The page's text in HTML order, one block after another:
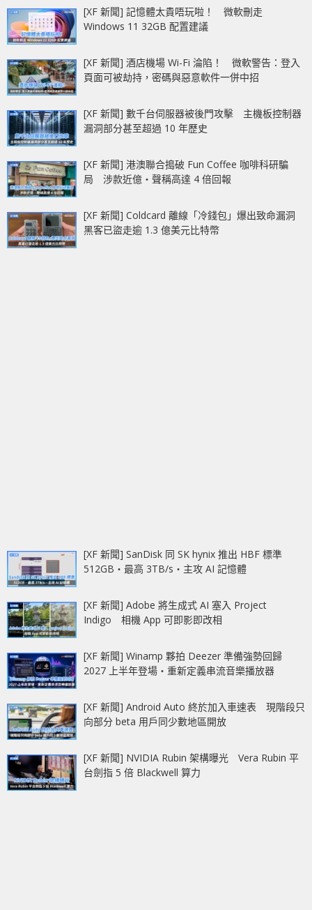
[XF 新聞] 記憶體太貴唔玩啦！ 微軟刪走
Windows 11 32GB 配置建議
[XF 新聞] 酒店機場 Wi-Fi 淪陷！ 微軟警告：登入
頁面可被劫持，密碼與惡意軟件一併中招
[XF 新聞] 數千台伺服器被後門攻擊 主機板控制器
漏洞部分甚至超過 10 年歷史
[XF 新聞] 港澳聯合搗破 Fun Coffee 咖啡科研騙
局 涉款近億‧聲稱高達 4 倍回報
[XF 新聞] Coldcard 離線「冷錢包」爆出致命漏洞
黑客已盜走逾 1.3 億美元比特幣
[XF 新聞] SanDisk 同 SK hynix 推出 HBF 標準
512GB‧最高 3TB/s‧主攻 AI 記憶體
[XF 新聞] Adobe 將生成式 AI 塞入 Project
Indigo 相機 App 可即影即改相
[XF 新聞] Winamp 夥拍 Deezer 準備強勢回歸
2027 上半年登場‧重新定義串流音樂播放器
[XF 新聞] Android Auto 終於加入車速表 現階段只
向部分 beta 用戶同少數地區開放
[XF 新聞] NVIDIA Rubin 架構曝光 Vera Rubin 平
台劍指 5 倍 Blackwell 算力